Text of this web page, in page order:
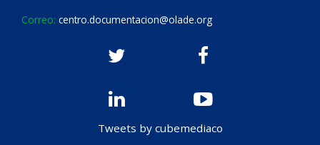
Correo: centro.documentacion@olade.org
Tweets by cubemediaco